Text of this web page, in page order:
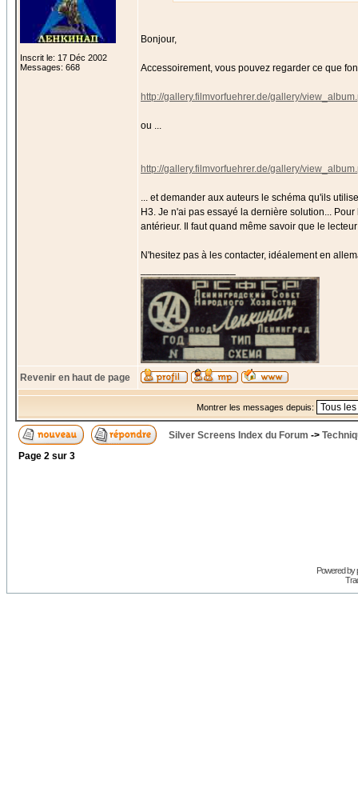
Inscrit le: 17 Déc 2002
Messages: 668
Bonjour,
Accessoirement, vous pouvez regarder ce que
http://gallery.filmvorfuehrer.de/gallery/
ou ...
http://gallery.filmvorfuehrer.de/gallery/
... et demander aux auteurs le schéma qu'ils
H3. Je n'ai pas essayé la dernière solution...
antérieur. Il faut quand même savoir que le
N'hesitez pas à les contacter, idéalement en
Revenir en haut de page
Montrer les messages depuis:
Silver Screens Index du Forum ->
Page 2 sur 3
Powered by